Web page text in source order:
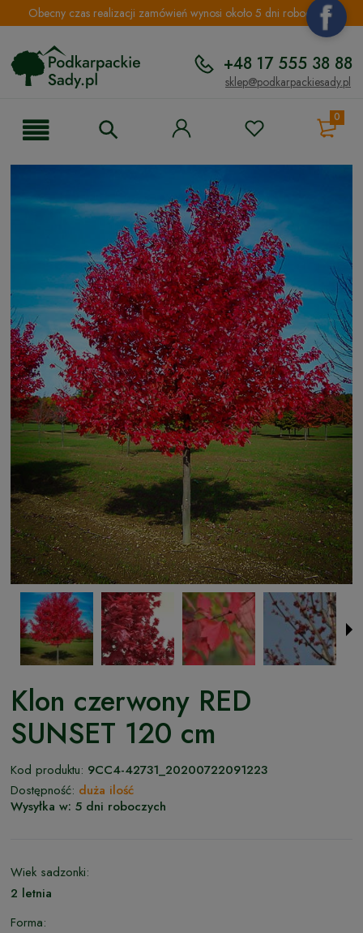
Obecny czas realizacji zamówień wynosi około 5 dni roboczych.
+48 17 555 38 88
sklep@podkarpackiesady.pl
0
Klon czerwony RED
SUNSET 120 cm
Kod produktu: 9CC4-42731_20200722091223
Dostępność: duża ilość
Wysyłka w: 5 dni roboczych
Wiek sadzonki:
2 letnia
Forma: